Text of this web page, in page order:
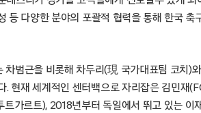
등 다양한 분야의 포괄적 협력을 통해 한국 축
차범근을 비롯해 차두리(現 국가대표팀 코치)와
. 현재 세계적인 센터백으로 자리잡은 김민재
가르트), 2018년부터 독일에서 뛰고 있는 이